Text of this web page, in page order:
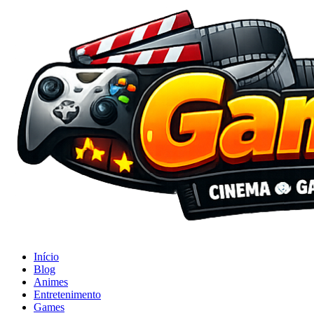
Início
Blog
Animes
Entretenimento
Games